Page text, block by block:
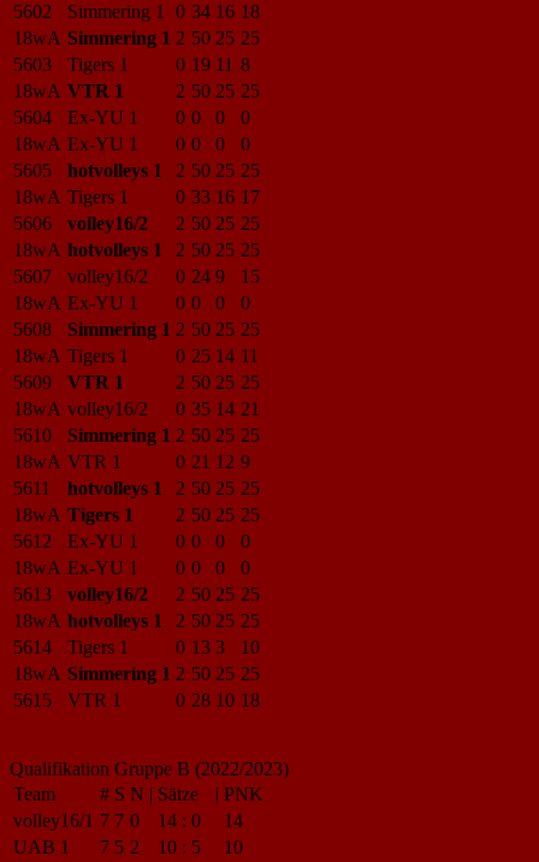
5602
Simmering 1 0 34 16 18
18wA Simmering 1 2 50 25 25
5603
Tigers 1 0 19 11 8
18wA VTR 1 2 50 25 25
5604
Ex-YU 1 0 0 0
0
18wA Ex-YU 1 0 0 0
0
5605
hotvolleys 1 2 50 25 25
18wA Tigers 1 0 33 16 17
5606
volley16/2 2 50 25 25
18wA hotvolleys 1 2 50 25 25
5607
volley16/2 0 24 9
15
18wA Ex-YU 1 0 0 0
0
5608
Simmering 1 2 50 25 25
18wA Tigers 1 0 25 14 11
5609
VTR 1 2 50 25 25
18wA volley16/2 0 35 14 21
5610
Simmering 1 2 50 25 25
18wA VTR 1 0 21 12 9
5611
hotvolleys 1 2 50 25 25
18wA Tigers 1 2 50 25 25
5612
Ex-YU 1 0 0 0
0
18wA Ex-YU 1 0 0 0
0
5613
volley16/2 2 50 25 25
18wA hotvolleys 1 2 50 25 25
5614
Tigers 1 0 13 3
10
18wA Simmering 1 2 50 25 25
5615
VTR 1 0 28 10 18
Qualifikation Gruppe B (2022/2023)
Team
# S N | Sätze | PNK
volley16/1 7 7 0 14 : 0
14
UAB 1
7 5 2 10 : 5
10